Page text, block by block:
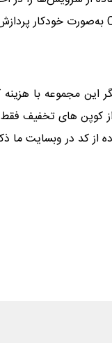
این مجموعه با
از کوپن های
از کد در وبسایت ما